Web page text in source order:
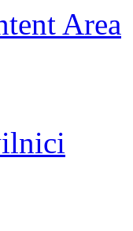
Area